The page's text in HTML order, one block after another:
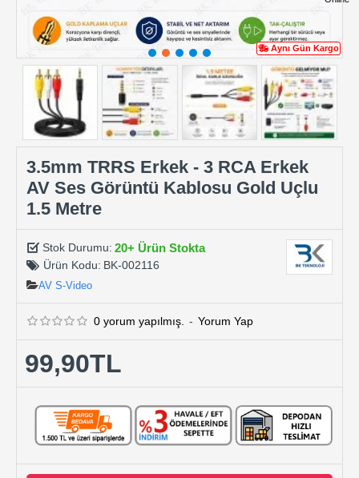
Aynı Gün Kargo
3.5mm TRRS Erkek - 3 RCA Erkek
AV Ses Görüntü Kablosu Gold Uçlu
1.5 Metre
Stok Durumu: 20+ Ürün Stokta
Ürün Kodu: BK-002116
AV S-Video
0 yorum yapılmış. - Yorum Yap
99,90TL